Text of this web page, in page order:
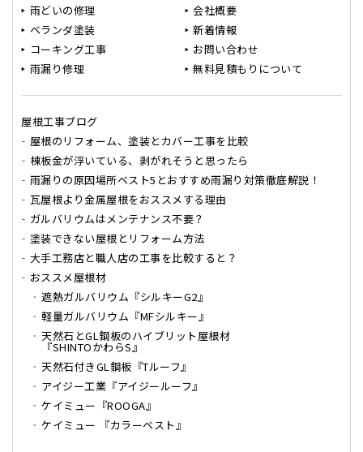
雨どいの修理
ベランダ塗装
コーキング工事
雨漏り修理
会社概要
新着情報
お問い合わせ
無料見積もりについて
屋根工事ブログ
屋根のリフォーム、塗装とカバー工事を比較
棟板金が浮いている、剥がれそうと思ったら
雨漏りの原因場所ベスト5とおすすめ雨漏り対策徹底解説！
瓦屋根より金属屋根をおススメする理由
ガルバリウムはメンテナンス不要？
塗装できない屋根とリフォーム方法
大手工務店と職人店の工事を比較すると？
おススメ屋根材
遮熱ガルバリウム『シルキーG2』
軽量ガルバリウム『MFシルキー』
天然石とGL鋼板のハイブリット屋根材
『SHINTOかわらS』
天然石付きGL鋼板『Tルーフ』
アイジー工業『アイジールーフ』
ケイミュー『ROOGA』
ケイミュー 『カラーベスト』